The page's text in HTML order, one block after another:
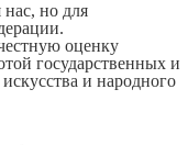
но для
оценку
государственных и
и народного